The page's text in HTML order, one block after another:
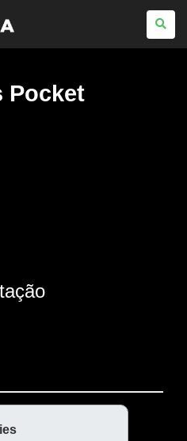
Pocket